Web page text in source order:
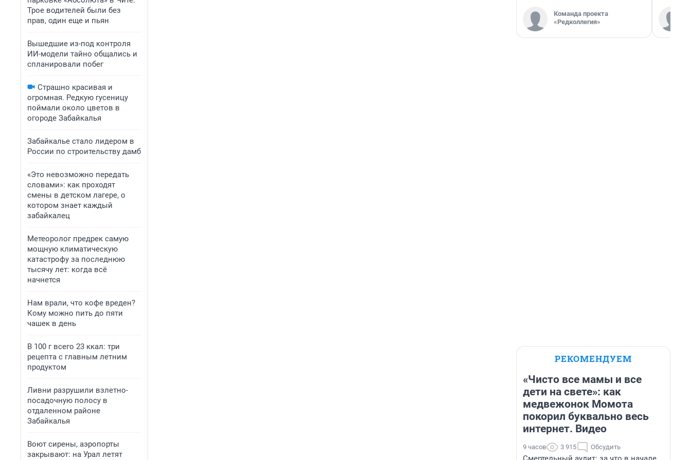
Трое водителей были без
прав, один еще и пьян
Вышедшие из-под контроля
ИИ-модели тайно общались и
спланировали побег
Страшно красивая и
огромная. Редкую гусеницу
поймали около цветов в
огороде Забайкалья
Забайкалье стало лидером в
России по строительству дамб
«Это невозможно передать
словами»: как проходят
смены в детском лагере, о
котором знает каждый
забайкалец
Метеоролог предрек самую
мощную климатическую
катастрофу за последнюю
тысячу лет: когда всё
начнется
Нам врали, что кофе вреден?
Кому можно пить до пяти
чашек в день
В 100 г всего 23 ккал: три
рецепта с главным летним
продуктом
Ливни разрушили взлетно-
посадочную полосу в
отдаленном районе
Забайкалья
Воют сирены, аэропорты
закрывают: на Урал летят
Команда проекта
«Редколлегия»
РЕКОМЕНДУЕМ
«Чисто все мамы и все
дети на свете»: как
медвежонок Момота
покорил буквально весь
интернет. Видео
9 часов 3 915 Обсудить